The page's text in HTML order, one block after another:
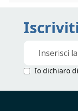
Newsletter:
Io dichiaro